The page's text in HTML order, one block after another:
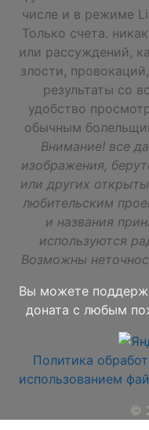
числе и в режиме
Только счета.
или рассуждений,
злости,
результаты со
удобство
обычным
Внимание! все
изображения,
или других
любительским
и названия
используются
Возможны
Вы можете
доната с любым
Политика
использованием
©